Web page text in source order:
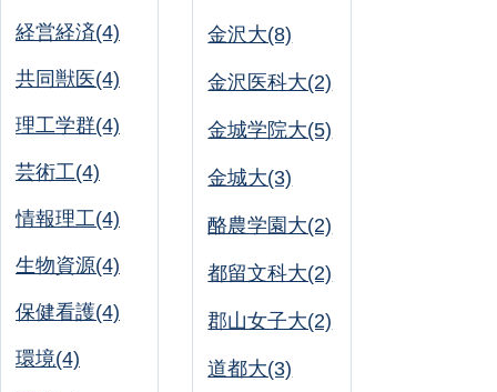
経営経済(4)
共同獣医(4)
理工学群(4)
芸術工(4)
情報理工(4)
生物資源(4)
保健看護(4)
環境(4)
金沢大(8)
金沢医科大(2)
金城学院大(5)
金城大(3)
酪農学園大(2)
都留文科大(2)
郡山女子大(2)
道都大(3)